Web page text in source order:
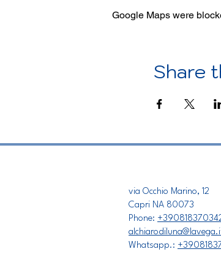
Google Maps were
Share
via Occhio Marino, 12
Capri NA 80073
Phone:
Whatsapp.: